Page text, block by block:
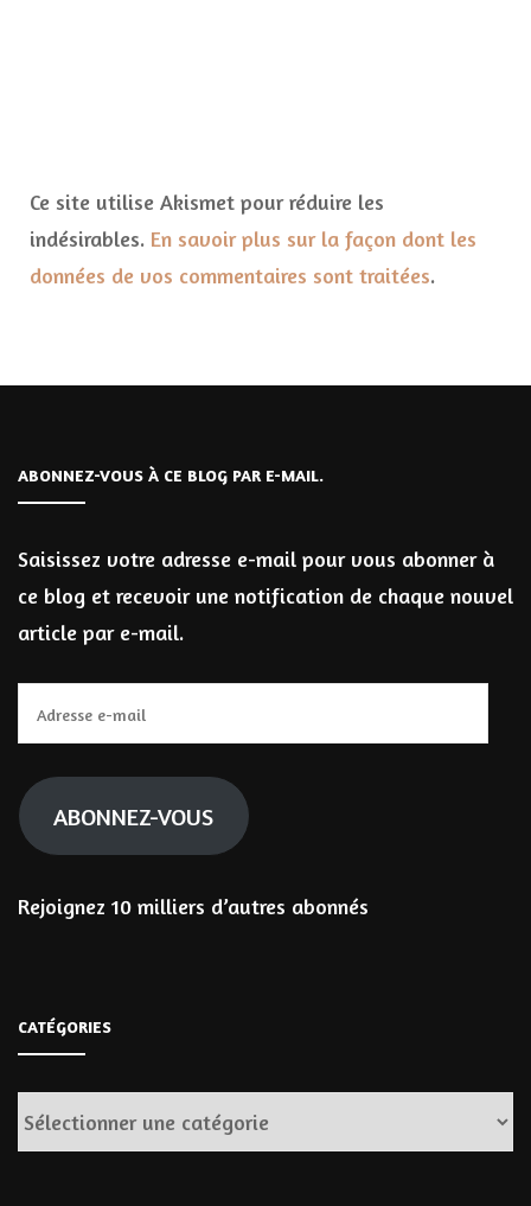
Ce site utilise Akismet pour réduire les
indésirables. En savoir plus sur la façon dont les
données de vos commentaires sont traitées.
ABONNEZ-VOUS À CE BLOG PAR E-MAIL.
Saisissez votre adresse e-mail pour vous abonner à
ce blog et recevoir une notification de chaque nouvel
article par e-mail.
e-
mail
ABONNEZ-VOUS
Rejoignez 10 milliers d’autres abonnés
CATÉGORIES
Catégories